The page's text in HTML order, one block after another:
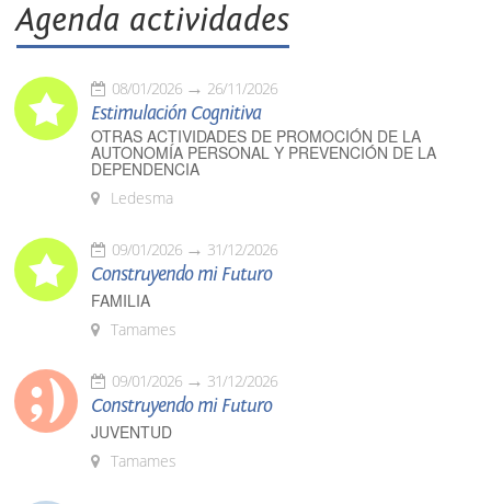
Agenda actividades
08/01/2026 26/11/2026
Estimulación Cognitiva
OTRAS ACTIVIDADES DE PROMOCIÓN DE LA
AUTONOMÍA PERSONAL Y PREVENCIÓN DE LA
DEPENDENCIA
Ledesma
09/01/2026 31/12/2026
Construyendo mi Futuro
FAMILIA
Tamames
09/01/2026 31/12/2026
Construyendo mi Futuro
JUVENTUD
Tamames